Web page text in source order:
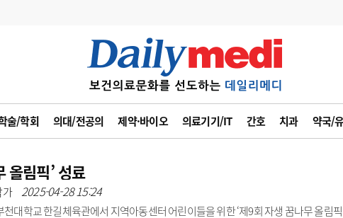
술/학회 의대/전공의 제약·바이오 의료기기/IT 간호 치과 약국/
추계
6
관리급여 실시
사고
수첩
올림픽’ 성료
가 2025-04-28 15:24
대학교 한길체육관에서 지역아동센터 어린이들을 위한 ‘제9회 자생 꿈나무 올림픽